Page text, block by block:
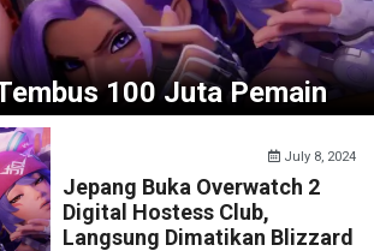
100 Juta Pemain
July 8, 2024
Jepang Buka Overwatch 2
Digital Hostess Club,
Langsung Dimatikan Blizzard